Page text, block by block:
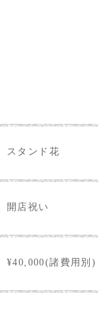
スタンド花
開店祝い
¥40,000(諸費用別)